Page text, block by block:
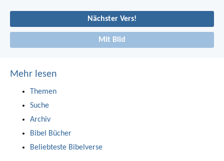
Nächster Vers!
Mit Bild
Mehr lesen
Themen
Suche
Archiv
Bibel Bücher
Beliebteste Bibelverse